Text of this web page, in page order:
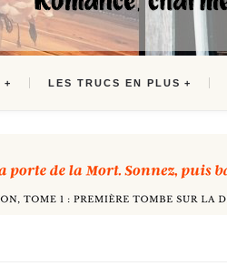
LES TRUCS EN PLUS